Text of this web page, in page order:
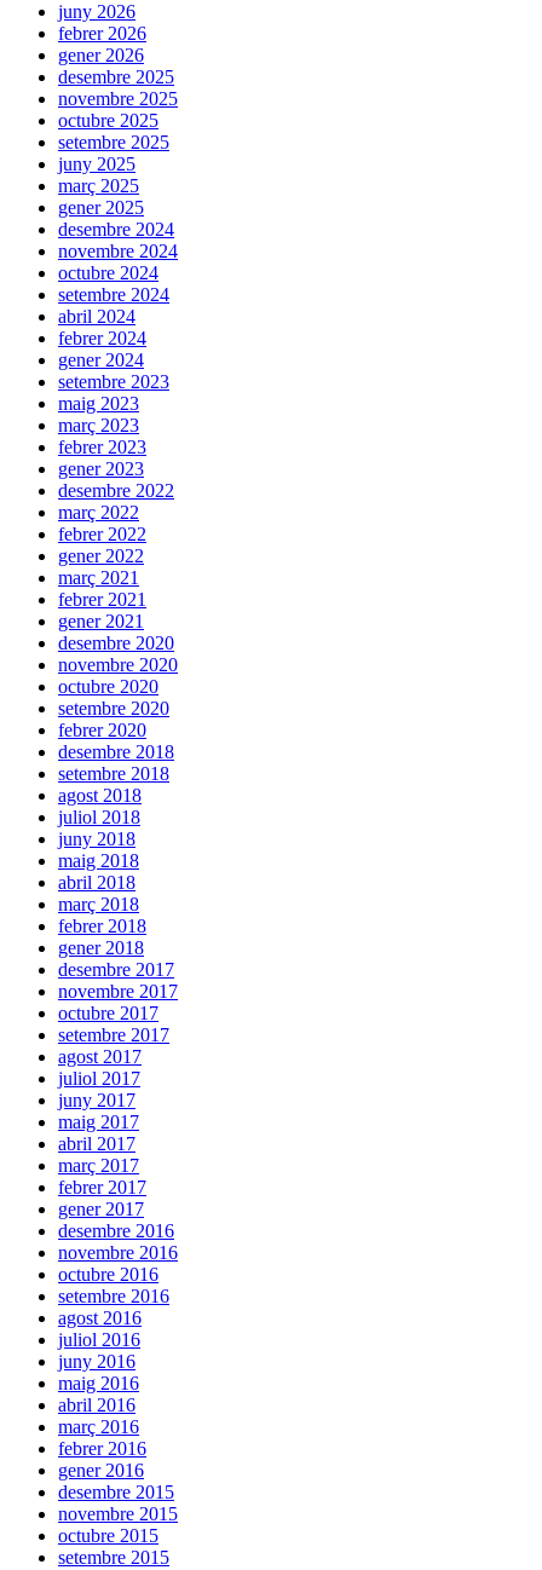
juny 2026
febrer 2026
gener 2026
desembre 2025
novembre 2025
octubre 2025
setembre 2025
juny 2025
març 2025
gener 2025
desembre 2024
novembre 2024
octubre 2024
setembre 2024
abril 2024
febrer 2024
gener 2024
setembre 2023
maig 2023
març 2023
febrer 2023
gener 2023
desembre 2022
març 2022
febrer 2022
gener 2022
març 2021
febrer 2021
gener 2021
desembre 2020
novembre 2020
octubre 2020
setembre 2020
febrer 2020
desembre 2018
setembre 2018
agost 2018
juliol 2018
juny 2018
maig 2018
abril 2018
març 2018
febrer 2018
gener 2018
desembre 2017
novembre 2017
octubre 2017
setembre 2017
agost 2017
juliol 2017
juny 2017
maig 2017
abril 2017
març 2017
febrer 2017
gener 2017
desembre 2016
novembre 2016
octubre 2016
setembre 2016
agost 2016
juliol 2016
juny 2016
maig 2016
abril 2016
març 2016
febrer 2016
gener 2016
desembre 2015
novembre 2015
octubre 2015
setembre 2015